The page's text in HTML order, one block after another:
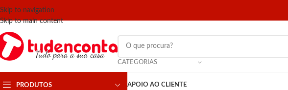
Skip to navigation
Skip to main content
CATEGORIAS
PRODUTOS APOIO AO CLIENTE